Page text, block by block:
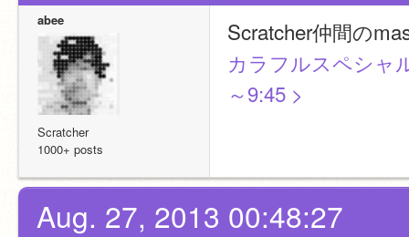
abee
Scratcher
1000+ posts
Scratcher仲間の
カラフルスペシャ
～9:45 >
Aug. 27, 2013 00:48:27